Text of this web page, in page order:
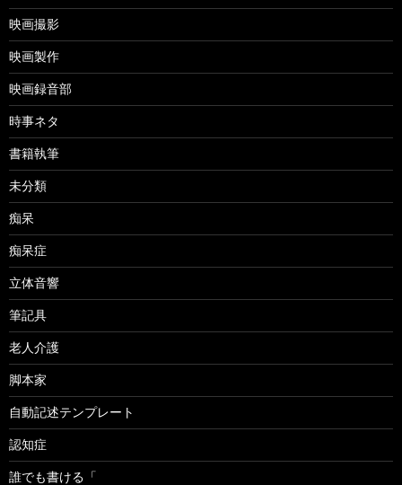
映画撮影
映画製作
映画録音部
時事ネタ
書籍執筆
未分類
痴呆
痴呆症
立体音響
筆記具
老人介護
脚本家
自動記述テンプレート
認知症
誰でも書ける「